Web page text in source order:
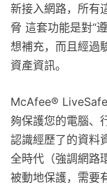
新接入網路，所有
脅 這套功能是對“
想補充，而且經過
資產資訊。
McAfee®
夠保護您的電腦、
認識經歷了的資料
全時代（強調網路
被動地保護，需